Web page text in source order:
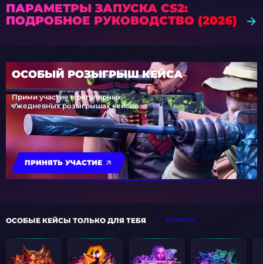
ПАРАМЕТРЫ ЗАПУСКА CS2:
ПОДРОБНОЕ РУКОВОДСТВО (2026)
ОСОБЫЙ РОЗЫГРЫШ КЕЙСА
Прими участие в регулярных
ежедневных розыгрышах кейсов
ПРИНЯТЬ УЧАСТИЕ
ОСОБЫЕ КЕЙСЫ ТОЛЬКО ДЛЯ ТЕБЯ ВСЕ КЕЙСЫ